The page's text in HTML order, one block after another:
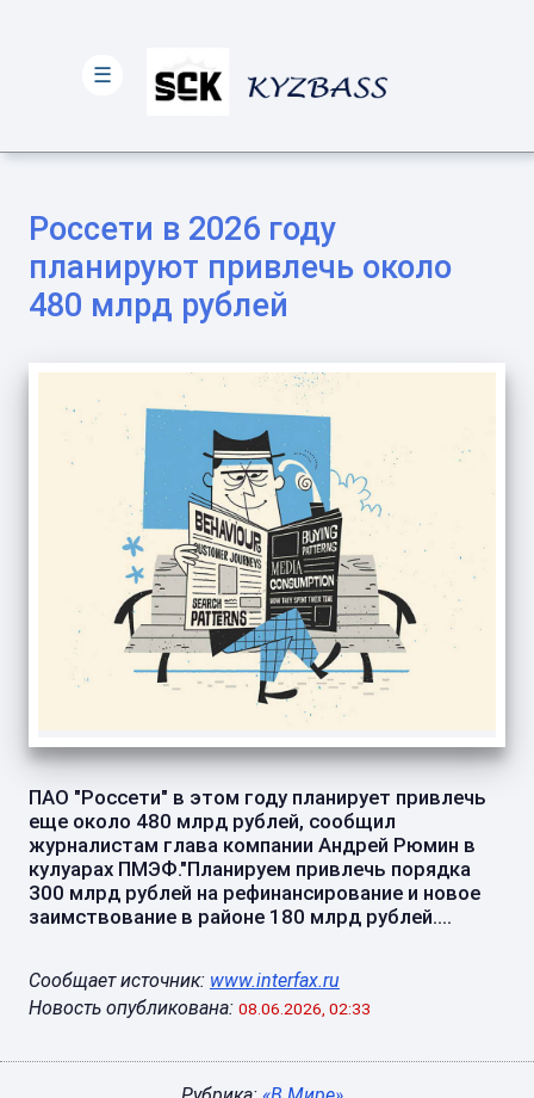
Россети в 2026 году
планируют привлечь около
480 млрд рублей
ПАО "Россети" в этом году планирует привлечь
еще около 480 млрд рублей, сообщил
журналистам глава компании Андрей Рюмин в
кулуарах ПМЭФ."Планируем привлечь порядка
300 млрд рублей на рефинансирование и новое
заимствование в районе 180 млрд рублей....
Сообщает источник: www.interfax.ru
Новость опубликована: 08.06.2026, 02:33
☰